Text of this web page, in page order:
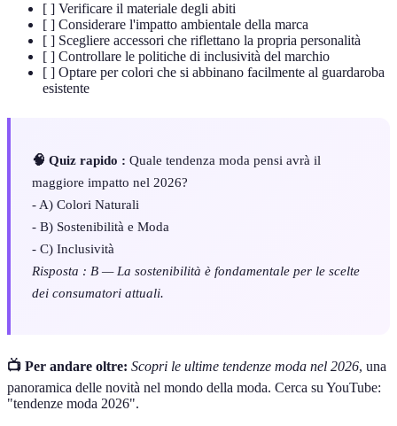
[ ] Verificare il materiale degli abiti
[ ] Considerare l'impatto ambientale della marca
[ ] Scegliere accessori che riflettano la propria personalità
[ ] Controllare le politiche di inclusività del marchio
[ ] Optare per colori che si abbinano facilmente al guardaroba
esistente
🧠 Quiz rapido : Quale tendenza moda pensi avrà il
maggiore impatto nel 2026?
- A) Colori Naturali
- B) Sostenibilità e Moda
- C) Inclusività
Risposta : B — La sostenibilità è fondamentale per le scelte
dei consumatori attuali.
📺 Per andare oltre: Scopri le ultime tendenze moda nel 2026, una
panoramica delle novità nel mondo della moda. Cerca su YouTube:
"tendenze moda 2026".